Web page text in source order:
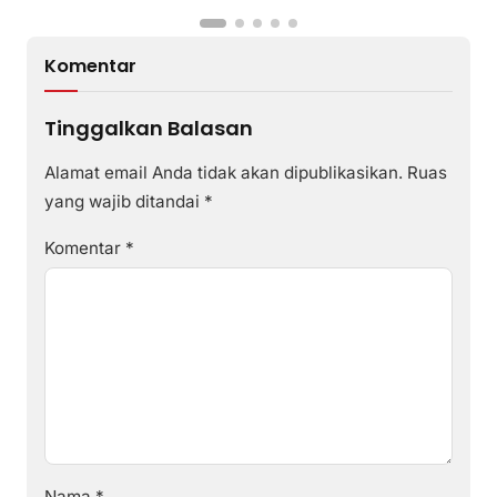
Komentar
Tinggalkan Balasan
Alamat email Anda tidak akan dipublikasikan. Ruas
yang wajib ditandai *
Komentar *